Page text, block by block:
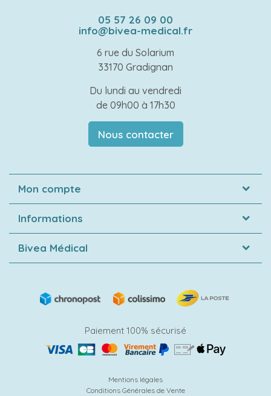
05 57 26 09 00
info@bivea-medical.fr
6 rue du Solarium
33170 Gradignan
Du lundi au vendredi
de 09h00 à 17h30
Nous contacter
Mon compte
Informations
Bivea Médical
Paiement 100% sécurisé
Mentions légales
Conditions Générales de Vente